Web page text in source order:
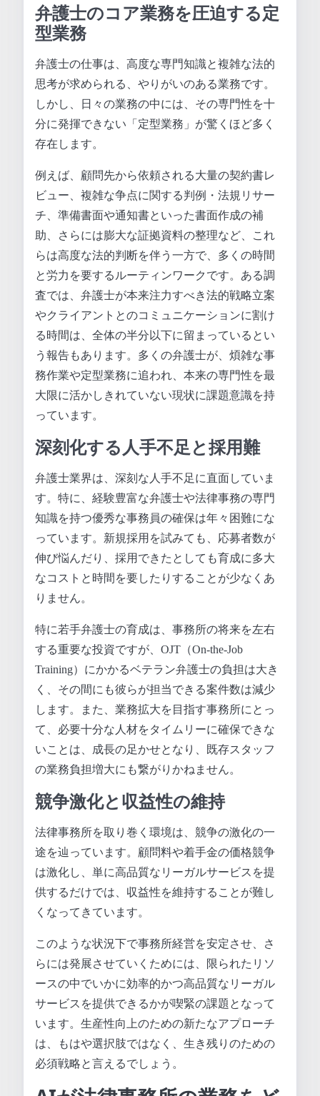
弁護士のコア業務を圧迫する定
型業務
弁護士の仕事は、高度な専門知識と複雑な法的
思考が求められる、やりがいのある業務です。
しかし、日々の業務の中には、その専門性を十
分に発揮できない「定型業務」が驚くほど多く
存在します。
例えば、顧問先から依頼される大量の契約書レ
ビュー、複雑な争点に関する判例・法規リサー
チ、準備書面や通知書といった書面作成の補
助、さらには膨大な証拠資料の整理など、これ
らは高度な法的判断を伴う一方で、多くの時間
と労力を要するルーティンワークです。ある調
査では、弁護士が本来注力すべき法的戦略立案
やクライアントとのコミュニケーションに割け
る時間は、全体の半分以下に留まっているとい
う報告もあります。多くの弁護士が、煩雑な事
務作業や定型業務に追われ、本来の専門性を最
大限に活かしきれていない現状に課題意識を持
っています。
深刻化する人手不足と採用難
弁護士業界は、深刻な人手不足に直面していま
す。特に、経験豊富な弁護士や法律事務の専門
知識を持つ優秀な事務員の確保は年々困難にな
っています。新規採用を試みても、応募者数が
伸び悩んだり、採用できたとしても育成に多大
なコストと時間を要したりすることが少なくあ
りません。
特に若手弁護士の育成は、事務所の将来を左右
する重要な投資ですが、OJT（On-the-Job
Training）にかかるベテラン弁護士の負担は大き
く、その間にも彼らが担当できる案件数は減少
します。また、業務拡大を目指す事務所にとっ
て、必要十分な人材をタイムリーに確保できな
いことは、成長の足かせとなり、既存スタッフ
の業務負担増大にも繋がりかねません。
競争激化と収益性の維持
法律事務所を取り巻く環境は、競争の激化の一
途を辿っています。顧問料や着手金の価格競争
は激化し、単に高品質なリーガルサービスを提
供するだけでは、収益性を維持することが難し
くなってきています。
このような状況下で事務所経営を安定させ、さ
らには発展させていくためには、限られたリソ
ースの中でいかに効率的かつ高品質なリーガル
サービスを提供できるかが喫緊の課題となって
います。生産性向上のための新たなアプローチ
は、もはや選択肢ではなく、生き残りのための
必須戦略と言えるでしょう。